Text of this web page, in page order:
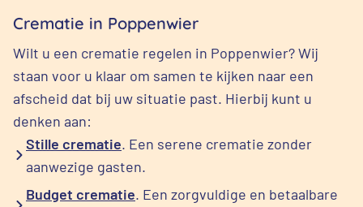
Crematie in Poppenwier
Wilt u een crematie regelen in Poppenwier? Wij
staan voor u klaar om samen te kijken naar een
afscheid dat bij uw situatie past. Hierbij kunt u
denken aan:
Stille crematie. Een serene crematie zonder
aanwezige gasten.
Budget crematie. Een zorgvuldige en betaalbare